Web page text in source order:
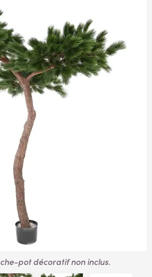
pot décoratif non inclus.